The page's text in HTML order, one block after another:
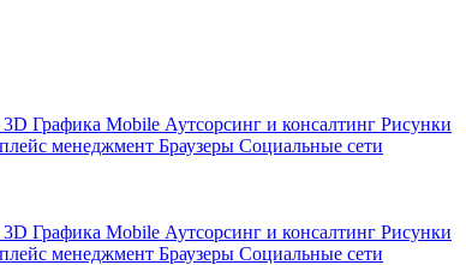
3D Графика Mobile Аутсорсинг и консалтинг Рисунки
менеджмент Браузеры Социальные сети
3D Графика Mobile Аутсорсинг и консалтинг Рисунки
менеджмент Браузеры Социальные сети